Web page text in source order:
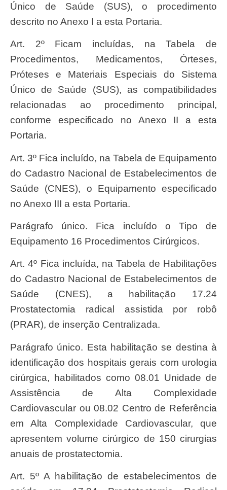
Único de Saúde (SUS), o procedimento
descrito no Anexo I a esta Portaria.
Art. 2º Ficam incluídas, na Tabela de
Procedimentos, Medicamentos, Órteses,
Próteses e Materiais Especiais do Sistema
Único de Saúde (SUS), as compatibilidades
relacionadas ao procedimento principal,
conforme especificado no Anexo II a esta
Portaria.
Art. 3º Fica incluído, na Tabela de Equipamento
do Cadastro Nacional de Estabelecimentos de
Saúde (CNES), o Equipamento especificado
no Anexo III a esta Portaria.
Parágrafo único. Fica incluído o Tipo de
Equipamento 16 Procedimentos Cirúrgicos.
Art. 4º Fica incluída, na Tabela de Habilitações
do Cadastro Nacional de Estabelecimentos de
Saúde (CNES), a habilitação 17.24
Prostatectomia radical assistida por robô
(PRAR), de inserção Centralizada.
Parágrafo único. Esta habilitação se destina à
identificação dos hospitais gerais com urologia
cirúrgica, habilitados como 08.01 Unidade de
Assistência de Alta Complexidade
Cardiovascular ou 08.02 Centro de Referência
em Alta Complexidade Cardiovascular, que
apresentem volume cirúrgico de 150 cirurgias
anuais de prostatectomia.
Art. 5º A habilitação de estabelecimentos de